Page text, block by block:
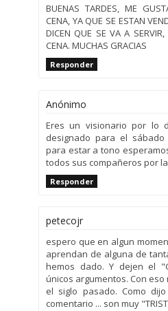
BUENAS TARDES, ME
CENA, YA QUE SE ESTAN
DICEN QUE SE VA A
CENA. MUCHAS GRACIAS
Responder
Anónimo
Eres un visionario por lo
designado para el
para estar a tono
todos sus compañeros por
Responder
petecojr
espero que en algun
aprendan de alguna de
hemos dado. Y dejen el
únicos argumentos. Con
el siglo pasado. Como
comentario ... son muy